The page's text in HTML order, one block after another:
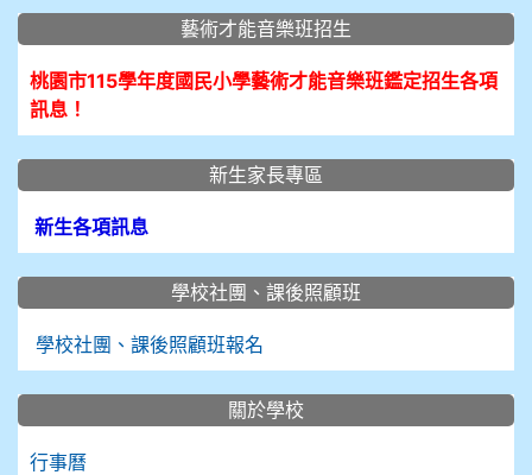
藝術才能音樂班招生
桃園市115學年度國民小學藝術才能音樂班鑑定招生各項
訊息！
新生家長專區
新生各項訊息
學校社團、課後照顧班
學校社團、課後照顧班報名
關於學校
行事曆